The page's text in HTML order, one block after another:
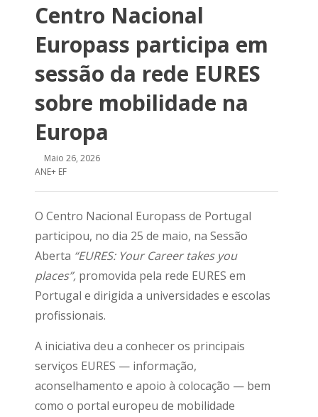
Centro Nacional
Europass participa em
sessão da rede EURES
sobre mobilidade na
Europa
Maio 26, 2026
ANE+ EF
O Centro Nacional Europass de Portugal
participou, no dia 25 de maio, na Sessão
Aberta “EURES: Your Career takes you
places”, promovida pela rede EURES em
Portugal e dirigida a universidades e escolas
profissionais.
A iniciativa deu a conhecer os principais
serviços EURES — informação,
aconselhamento e apoio à colocação — bem
como o portal europeu de mobilidade